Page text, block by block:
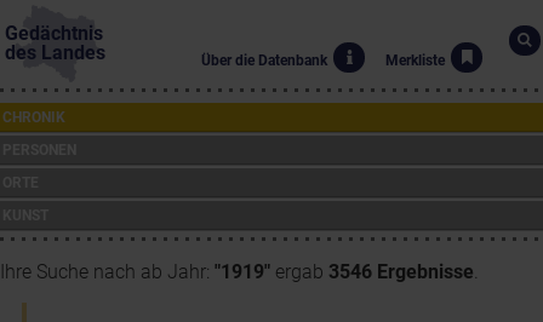
Gedächtnis
des Landes
Über die Datenbank Merkliste
CHRONIK
Ihre Suche nach ab Jahr: "1919" ergab 3546 Ergebnisse.